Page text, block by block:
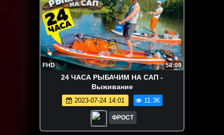
FHD 58:09
24 ЧАСА РЫБАЧИМ НА САП -
Выживание
2023-07-24 14:01 11.3K
ФРОСТ